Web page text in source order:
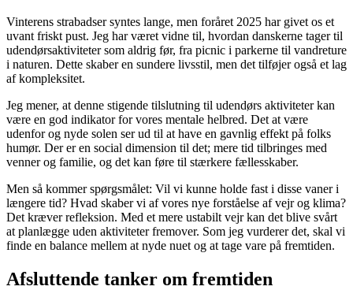
Vinterens strabadser syntes lange, men foråret 2025 har givet os et
uvant friskt pust. Jeg har været vidne til, hvordan danskerne tager til
udendørsaktiviteter som aldrig før, fra picnic i parkerne til vandreture
i naturen. Dette skaber en sundere livsstil, men det tilføjer også et lag
af kompleksitet.
Jeg mener, at denne stigende tilslutning til udendørs aktiviteter kan
være en god indikator for vores mentale helbred. Det at være
udenfor og nyde solen ser ud til at have en gavnlig effekt på folks
humør. Der er en social dimension til det; mere tid tilbringes med
venner og familie, og det kan føre til stærkere fællesskaber.
Men så kommer spørgsmålet: Vil vi kunne holde fast i disse vaner i
længere tid? Hvad skaber vi af vores nye forståelse af vejr og klima?
Det kræver refleksion. Med et mere ustabilt vejr kan det blive svårt
at planlægge uden aktiviteter fremover. Som jeg vurderer det, skal vi
finde en balance mellem at nyde nuet og at tage vare på fremtiden.
Afsluttende tanker om fremtiden